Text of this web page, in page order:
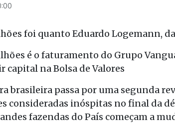
foi quanto Eduardo Logemann,
é o faturamento do Grupo
capital na Bolsa de Valores
brasileira passa por uma segunda
consideradas inóspitas no final da
fazendas do País começam a